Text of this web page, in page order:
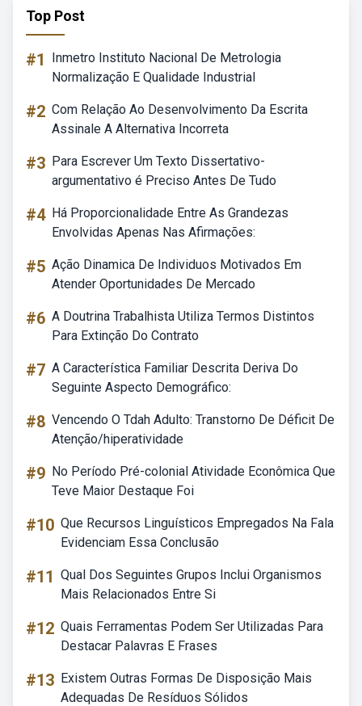
Top Post
#1
Inmetro Instituto Nacional De Metrologia
Normalização E Qualidade Industrial
#2 Com Relação Ao Desenvolvimento Da Escrita
Assinale A Alternativa Incorreta
#3 Para Escrever Um Texto Dissertativo-
argumentativo é Preciso Antes De Tudo
#4 Há Proporcionalidade Entre As Grandezas
Envolvidas Apenas Nas Afirmações:
#5 Ação Dinamica De Individuos Motivados Em
Atender Oportunidades De Mercado
#6 A Doutrina Trabalhista Utiliza Termos Distintos
Para Extinção Do Contrato
#7 A Característica Familiar Descrita Deriva Do
Seguinte Aspecto Demográfico:
#8 Vencendo O Tdah Adulto: Transtorno De Déficit De
Atenção/hiperatividade
#9 No Período Pré-colonial Atividade Econômica Que
Teve Maior Destaque Foi
#10 Que Recursos Linguísticos Empregados Na Fala
Evidenciam Essa Conclusão
#11 Qual Dos Seguintes Grupos Inclui Organismos
Mais Relacionados Entre Si
#12 Quais Ferramentas Podem Ser Utilizadas Para
Destacar Palavras E Frases
#13 Existem Outras Formas De Disposição Mais
Adequadas De Resíduos Sólidos